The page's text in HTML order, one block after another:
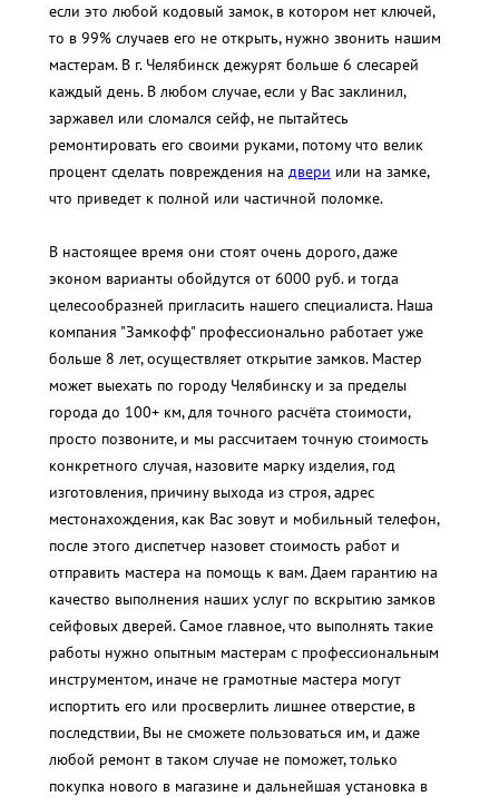
если это любой кодовый замок, в котором нет ключей,
то в 99% случаев его не открыть, нужно звонить нашим
мастерам. В г. Челябинск дежурят больше 6 слесарей
каждый день. В любом случае, если у Вас заклинил,
заржавел или сломался сейф, не пытайтесь
ремонтировать его своими руками, потому что велик
процент сделать повреждения на двери или на замке,
что приведет к полной или частичной поломке.
В настоящее время они стоят очень дорого, даже
эконом варианты обойдутся от 6000 руб. и тогда
целесообразней пригласить нашего специалиста. Наша
компания "Замкофф" профессионально работает уже
больше 8 лет, осуществляет открытие замков. Мастер
может выехать по городу Челябинску и за пределы
города до 100+ км, для точного расчёта стоимости,
просто позвоните, и мы рассчитаем точную стоимость
конкретного случая, назовите марку изделия, год
изготовления, причину выхода из строя, адрес
местонахождения, как Вас зовут и мобильный телефон,
после этого диспетчер назовет стоимость работ и
отправить мастера на помощь к вам. Даем гарантию на
качество выполнения наших услуг по вскрытию замков
сейфовых дверей. Самое главное, что выполнять такие
работы нужно опытным мастерам с профессиональным
инструментом, иначе не грамотные мастера могут
испортить его или просверлить лишнее отверстие, в
последствии, Вы не сможете пользоваться им, и даже
любой ремонт в таком случае не поможет, только
покупка нового в магазине и дальнейшая установка в